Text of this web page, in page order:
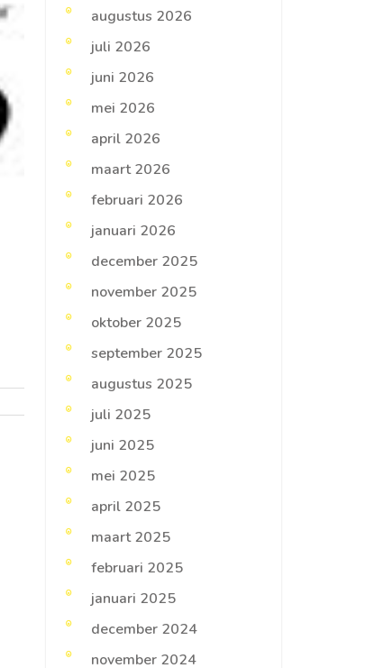
augustus 2026
juli 2026
juni 2026
mei 2026
april 2026
maart 2026
februari 2026
januari 2026
december 2025
november 2025
oktober 2025
september 2025
augustus 2025
juli 2025
juni 2025
mei 2025
april 2025
maart 2025
februari 2025
januari 2025
december 2024
november 2024